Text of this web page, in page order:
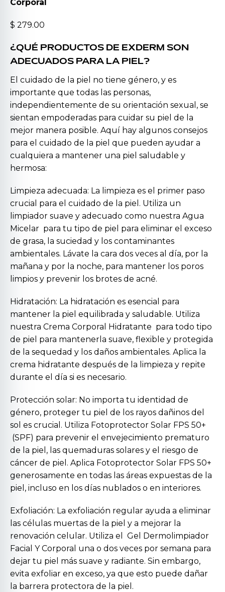
Corporal
$ 279.00
¿QUÉ PRODUCTOS DE EXDERM SON
ADECUADOS PARA LA PIEL?
El cuidado de la piel no tiene género, y es
importante que todas las personas,
independientemente de su orientación sexual, se
sientan empoderadas para cuidar su piel de la
mejor manera posible. Aquí hay algunos consejos
para el cuidado de la piel que pueden ayudar a
cualquiera a mantener una piel saludable y
hermosa:
Limpieza adecuada: La limpieza es el primer paso
crucial para el cuidado de la piel. Utiliza un
limpiador suave y adecuado como nuestra Agua
Micelar para tu tipo de piel para eliminar el exceso
de grasa, la suciedad y los contaminantes
ambientales. Lávate la cara dos veces al día, por la
mañana y por la noche, para mantener los poros
limpios y prevenir los brotes de acné.
Hidratación: La hidratación es esencial para
mantener la piel equilibrada y saludable. Utiliza
nuestra Crema Corporal Hidratante para todo tipo
de piel para mantenerla suave, flexible y protegida
de la sequedad y los daños ambientales. Aplica la
crema hidratante después de la limpieza y repite
durante el día si es necesario.
Protección solar: No importa tu identidad de
género, proteger tu piel de los rayos dañinos del
sol es crucial. Utiliza Fotoprotector Solar FPS 50+
(SPF) para prevenir el envejecimiento prematuro
de la piel, las quemaduras solares y el riesgo de
cáncer de piel. Aplica Fotoprotector Solar FPS 50+
generosamente en todas las áreas expuestas de la
piel, incluso en los días nublados o en interiores.
Exfoliación: La exfoliación regular ayuda a eliminar
las células muertas de la piel y a mejorar la
renovación celular. Utiliza el
Gel Dermolimpiador
Facial Y Corporal una o dos veces por semana para
dejar tu piel más suave y radiante. Sin embargo,
evita exfoliar en exceso, ya que esto puede dañar
la barrera protectora de la piel.